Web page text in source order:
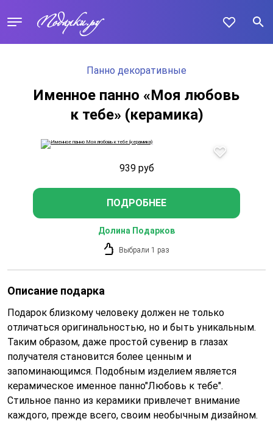
Панно декоративные
Именное панно «Моя любовь
к тебе» (керамика)
939 руб
ПОДРОБНЕЕ
Долина Подарков
Выбрали 1 раз
Описание подарка
Подарок близкому человеку должен не только
отличаться оригинальностью, но и быть уникальным.
Таким образом, даже простой сувенир в глазах
получателя становится более ценным и
запоминающимся. Подобным изделием является
керамическое именное панно"Любовь к тебе".
Стильное панно из керамики привлечет внимание
каждого, прежде всего, своим необычным дизайном.